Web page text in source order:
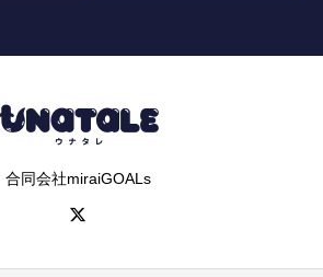
合同会社miraiGOALs